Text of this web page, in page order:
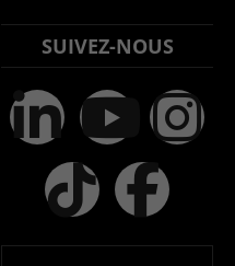
SUIVEZ-NOUS